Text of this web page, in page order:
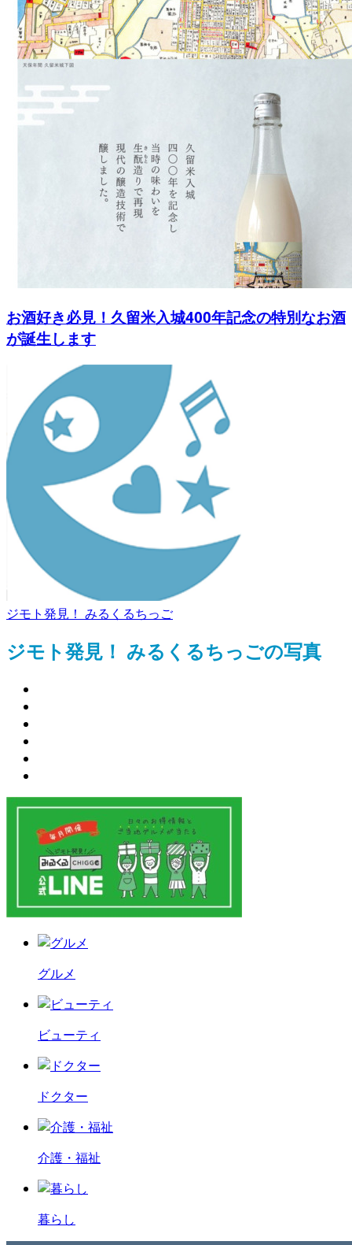
お酒好き必見！久留米入城400年記念の特別なお酒
が誕生します
ジモト発見！ みるくるちっご
ジモト発見！ みるくるちっごの写真
グルメ
ビューティ
ドクター
介護・福祉
暮らし